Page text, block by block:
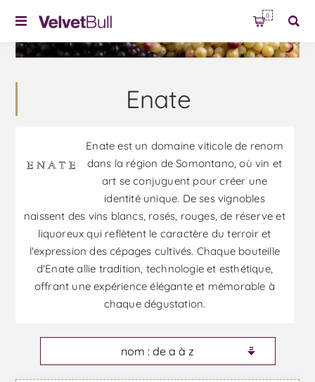
0
Enate
Enate est un domaine viticole de renom
dans la région de Somontano, où vin et
art se conjuguent pour créer une
identité unique. De ses vignobles
naissent des vins blancs, rosés, rouges, de réserve et
liquoreux qui reflètent le caractère du terroir et
l'expression des cépages cultivés. Chaque bouteille
d'Enate allie tradition, technologie et esthétique,
offrant une expérience élégante et mémorable à
chaque dégustation.